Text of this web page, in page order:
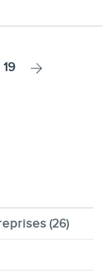
Page
19
(26)